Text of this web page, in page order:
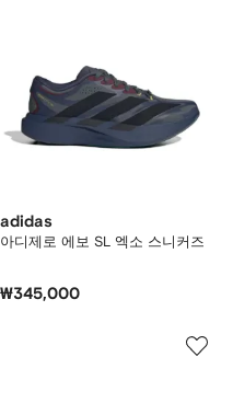
adidas
아디제로 에보 SL 엑소 스니커즈
₩345,000